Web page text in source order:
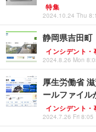
特集
2024.10.24 Thu
静岡県吉田町
インシデント・
2024.8.26 Mon
厚生労働省
ールファイル
インシデント・
2024.7.26 Fri 8:05